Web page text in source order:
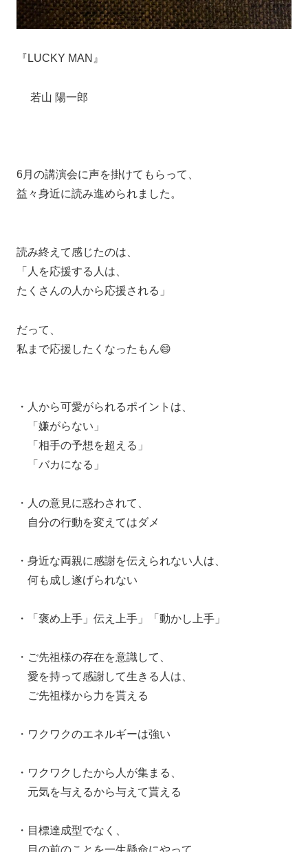
『LUCKY MAN』
若山 陽一郎
6月の講演会に声を掛けてもらって、
益々身近に読み進められました。
読み終えて感じたのは、
「人を応援する人は、
たくさんの人から応援される」
だって、
私まで応援したくなったもん😄
・人から可愛がられるポイントは、
「嫌がらない」
「相手の予想を超える」
「バカになる」
・人の意見に惑わされて、
自分の行動を変えてはダメ
・身近な両親に感謝を伝えられない人は、
何も成し遂げられない
・「褒め上手」伝え上手」「動かし上手」
・ご先祖様の存在を意識して、
愛を持って感謝して生きる人は、
ご先祖様から力を貰える
・ワクワクのエネルギーは強い
・ワクワクしたから人が集まる、
元気を与えるから与えて貰える
・目標達成型でなく、
目の前のことを一生懸命にやって、